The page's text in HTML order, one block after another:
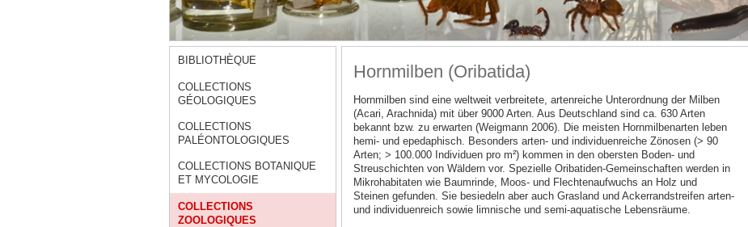
BIBLIOTHÈQUE
COLLECTIONS
GÉOLOGIQUES
COLLECTIONS
PALÉONTOLOGIQUES
COLLECTIONS BOTANIQUE
ET MYCOLOGIE
COLLECTIONS
ZOOLOGIQUES
Hornmilben (Oribatida)
Hornmilben sind eine weltweit verbreitete, artenreiche Unterordnung der Milben
(Acari, Arachnida) mit über 9000 Arten. Aus Deutschland sind ca. 630 Arten
bekannt bzw. zu erwarten (Weigmann 2006). Die meisten Hornmilbenarten leben
hemi- und epedaphisch. Besonders arten- und individuenreiche Zönosen (> 90
Arten; > 100.000 Individuen pro m²) kommen in den obersten Boden- und
Streuschichten von Wäldern vor. Spezielle Oribatiden-Gemeinschaften werden in
Mikrohabitaten wie Baumrinde, Moos- und Flechtenaufwuchs an Holz und
Steinen gefunden. Sie besiedeln aber auch Grasland und Ackerrandstreifen arten-
und individuenreich sowie limnische und semi-aquatische Lebensräume.